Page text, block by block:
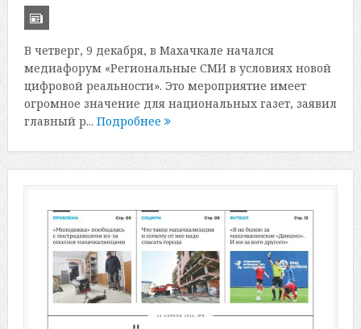
В четверг, 9 декабря, в Махачкале начался
медиафорум «Региональные СМИ в условиях новой
цифровой реальности». Это мероприятие имеет
огромное значение для национальных газет, заявил
главный р... Подробнее